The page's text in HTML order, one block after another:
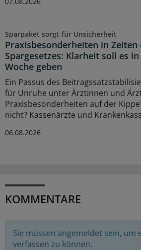
Sparpaket sorgt für Unsicherheit
Praxisbesonderheiten in Zeiten
Spargesetzes: Klarheit soll es
Woche geben
Ein Passus des
für Unruhe unter Ärztinnen und
Praxisbesonderheiten auf der
nicht? Kassenärzte und
06.08.2026
KOMMENTARE
Sie müssen angemeldet sein, um
verfassen zu können.